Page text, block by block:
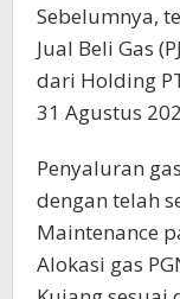
Sebelumnya,
Jual Beli Gas
dari Holding
31 Agustus
Penyaluran
dengan telah
Maintenance
Alokasi gas